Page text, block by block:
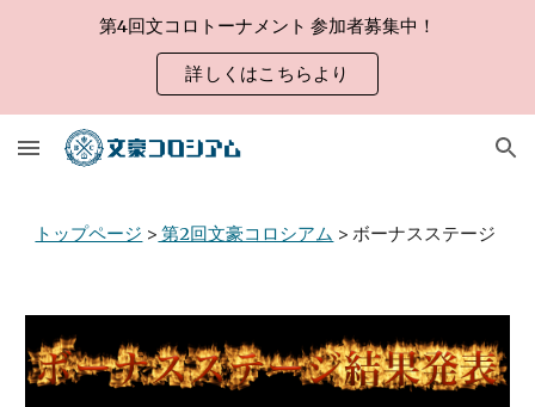
第4回文コロトーナメント 参加者募集中！
詳しくはこちらより
トップページ > 第2回文豪コロシアム > ボーナスステージ